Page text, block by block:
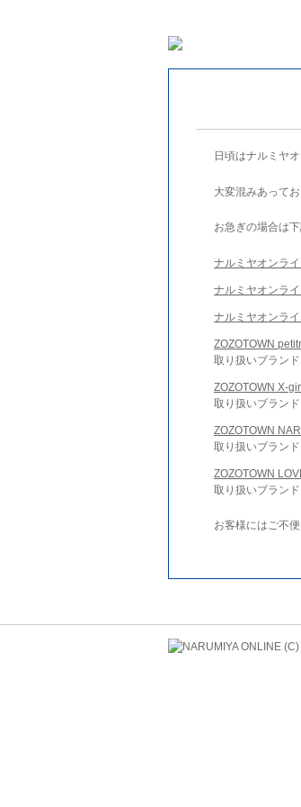
日頃はナルミヤ
大変混みあって
お急ぎの場合は
ナルミヤオンラ
ナルミヤオンラ
ナルミヤオンラ
ZOZOTOWN
取り扱いブラン
ZOZOTOWN X-
取り扱いブラン
ZOZOTOWN
取り扱いブラン
ZOZOTOWN
取り扱いブラン
お客様にはご不